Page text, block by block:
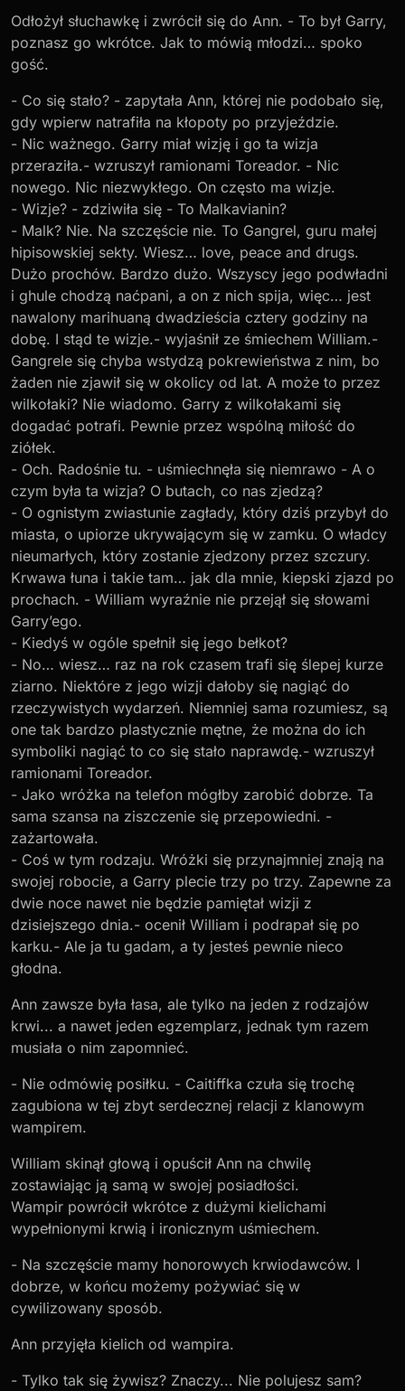
Odłożył słuchawkę i zwrócił się do Ann. - To był Garry,
poznasz go wkrótce. Jak to mówią młodzi… spoko
gość.
- Co się stało? - zapytała Ann, której nie podobało się,
gdy wpierw natrafiła na kłopoty po przyjeździe.
- Nic ważnego. Garry miał wizję i go ta wizja
przeraziła.- wzruszył ramionami Toreador. - Nic
nowego. Nic niezwykłego. On często ma wizje.
- Wizje? - zdziwiła się - To Malkavianin?
- Malk? Nie. Na szczęście nie. To Gangrel, guru małej
hipisowskiej sekty. Wiesz… love, peace and drugs.
Dużo prochów. Bardzo dużo. Wszyscy jego podwładni
i ghule chodzą naćpani, a on z nich spija, więc… jest
nawalony marihuaną dwadzieścia cztery godziny na
dobę. I stąd te wizje.- wyjaśnił ze śmiechem William.-
Gangrele się chyba wstydzą pokrewieństwa z nim, bo
żaden nie zjawił się w okolicy od lat. A może to przez
wilkołaki? Nie wiadomo. Garry z wilkołakami się
dogadać potrafi. Pewnie przez wspólną miłość do
ziółek.
- Och. Radośnie tu. - uśmiechnęła się niemrawo - A o
czym była ta wizja? O butach, co nas zjedzą?
- O ognistym zwiastunie zagłady, który dziś przybył do
miasta, o upiorze ukrywającym się w zamku. O władcy
nieumarłych, który zostanie zjedzony przez szczury.
Krwawa łuna i takie tam… jak dla mnie, kiepski zjazd po
prochach. - William wyraźnie nie przejął się słowami
Garry’ego.
- Kiedyś w ogóle spełnił się jego bełkot?
- No… wiesz… raz na rok czasem trafi się ślepej kurze
ziarno. Niektóre z jego wizji dałoby się nagiąć do
rzeczywistych wydarzeń. Niemniej sama rozumiesz, są
one tak bardzo plastycznie mętne, że można do ich
symboliki nagiąć to co się stało naprawdę.- wzruszył
ramionami Toreador.
- Jako wróżka na telefon mógłby zarobić dobrze. Ta
sama szansa na ziszczenie się przepowiedni. -
zażartowała.
- Coś w tym rodzaju. Wróżki się przynajmniej znają na
swojej robocie, a Garry plecie trzy po trzy. Zapewne za
dwie noce nawet nie będzie pamiętał wizji z
dzisiejszego dnia.- ocenił William i podrapał się po
karku.- Ale ja tu gadam, a ty jesteś pewnie nieco
głodna.
Ann zawsze była łasa, ale tylko na jeden z rodzajów
krwi... a nawet jeden egzemplarz, jednak tym razem
musiała o nim zapomnieć.
- Nie odmówię posiłku. - Caitiffka czuła się trochę
zagubiona w tej zbyt serdecznej relacji z klanowym
wampirem.
William skinął głową i opuścił Ann na chwilę
zostawiając ją samą w swojej posiadłości.
Wampir powrócił wkrótce z dużymi kielichami
wypełnionymi krwią i ironicznym uśmiechem.
- Na szczęście mamy honorowych krwiodawców. I
dobrze, w końcu możemy pożywiać się w
cywilizowany sposób.
Ann przyjęła kielich od wampira.
- Tylko tak się żywisz? Znaczy... Nie polujesz sam?